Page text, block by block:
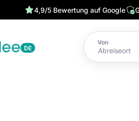
4,9/5 Bewertung auf Google
DE
Von